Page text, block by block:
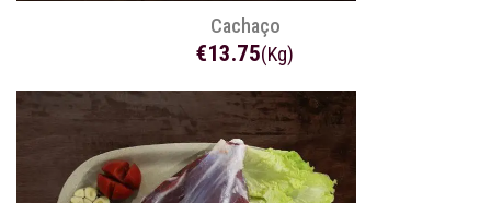
Cachaço
€13.75(Kg)